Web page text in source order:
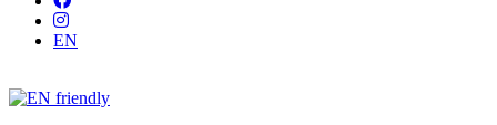
Instagram
EN